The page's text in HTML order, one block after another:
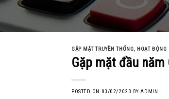
GẶP MẶT TRUYỀN THỐNG, HOẠT ĐỘNG
Gặp mặt đầu năm
POSTED ON 03/02/2023 BYADMIN